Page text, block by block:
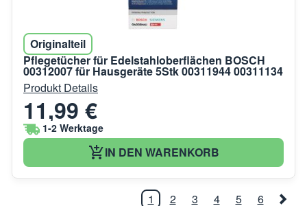
Originalteil
Pflegetücher für Edelstahloberflächen BOSCH
00312007 für Hausgeräte 5Stk 00311944 00311134
Produkt Details
11,99 €
1-2 Werktage
IN DEN WARENKORB
1 2 3 4 5 6